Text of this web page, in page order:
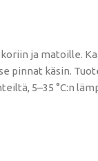
ja matoille.
pinnat käsin.
​​5–35 °C:n